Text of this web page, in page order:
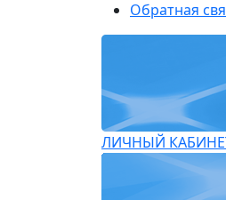
Обратная
ЛИЧНЫЙ